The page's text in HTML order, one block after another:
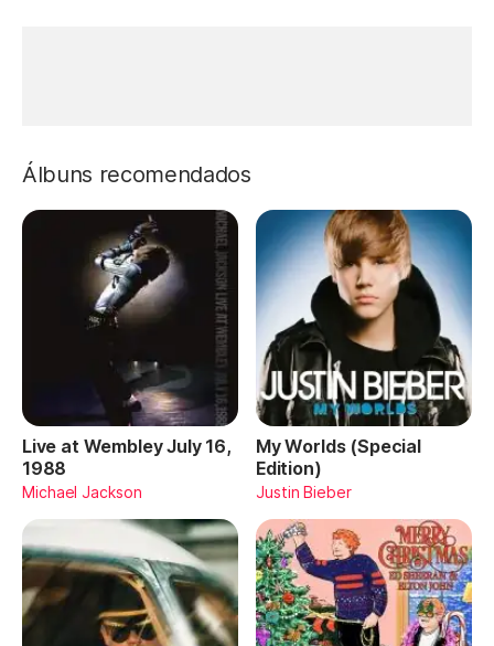
Álbuns recomendados
Live at Wembley July 16,
1988
Michael Jackson
My Worlds (Special
Edition)
Justin Bieber